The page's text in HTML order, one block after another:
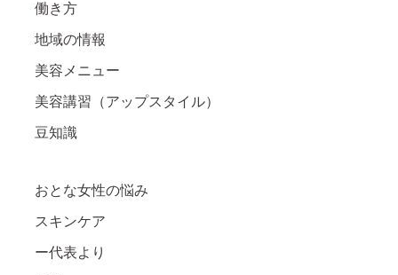
働き方
地域の情報
美容メニュー
美容講習（アップスタイル）
豆知識
おとな女性の悩み
スキンケア
ー代表より